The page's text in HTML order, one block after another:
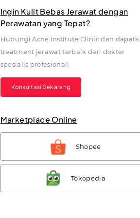
Ingin Kulit Bebas Jerawat dengan
Perawatan yang Tepat?
Hubungi Acne Institute Clinic dan
treatment jerawat terbaik dari dokter
spesialis profesional!
Konsultasi Sekarang
Marketplace Online
Shopee
Tokopedia